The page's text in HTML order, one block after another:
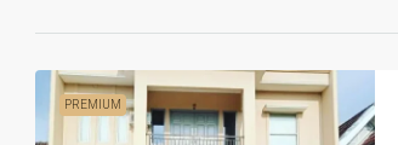
PREMIUM